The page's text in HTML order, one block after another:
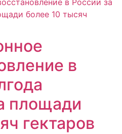
в
площади
гектаров